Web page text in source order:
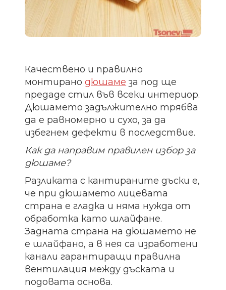
Качествено и правилно
монтиранодюшаме за под ще
предаде стил във всеки интериор.
Дюшамето задължително трябва
да е равномерно и сухо, за да
избегнем дефекти в последствие.
Как да направим правилен избор за
дюшаме?
Разликата с кантираните дъски е,
че при дюшамето лицевата
страна е гладка и няма нужда от
обработка като шлайфане.
Задната страна на дюшамето не
е шлайфано, а в нея са изработени
канали гарантиращи правилна
вентилация между дъската и
подовата основа.